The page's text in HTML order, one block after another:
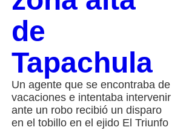
de
Tapachula
Un agente que se encontraba de
vacaciones e intentaba intervenir
ante un robo recibió un disparo
en el tobillo en el ejido El Triunfo